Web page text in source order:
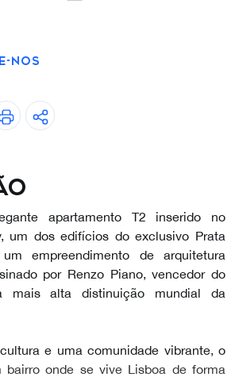
NOS
apartamento T2 inserido no
um dos edifícios do exclusivo Prata
empreendimento de arquitetura
por Renzo Piano, vencedor do
mais alta distinuição mundial da
e uma comunidade vibrante, o
bairro onde se vive Lisboa de forma